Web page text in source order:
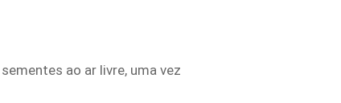
ao ar livre, uma vez